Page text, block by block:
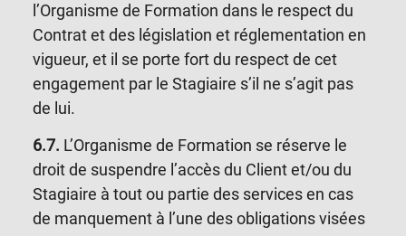
l’Organisme de Formation dans le respect du
Contrat et des législation et réglementation en
vigueur, et il se porte fort du respect de cet
engagement par le Stagiaire s’il ne s’agit pas
de lui.
6.7. L’Organisme de Formation se réserve le
droit de suspendre l’accès du Client et/ou du
Stagiaire à tout ou partie des services en cas
de manquement à l’une des obligations visées